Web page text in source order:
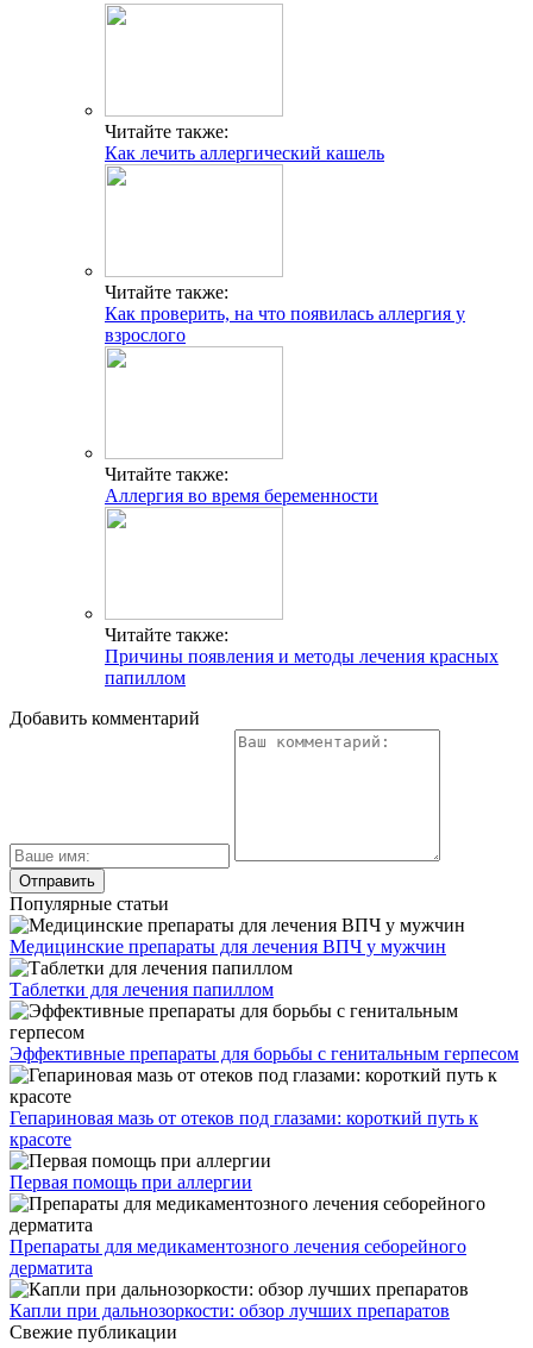
Читайте также:
Как лечить аллергический кашель
Читайте также:
Как проверить, на что появилась аллергия у
взрослого
Читайте также:
Аллергия во время беременности
Читайте также:
Причины появления и методы лечения красных
папиллом
Добавить комментарий
Популярные статьи
Медицинские препараты для лечения ВПЧ у мужчин
Таблетки для лечения папиллом
Эффективные препараты для борьбы с генитальным герпесом
Гепариновая мазь от отеков под глазами: короткий путь к
красоте
Первая помощь при аллергии
Препараты для медикаментозного лечения себорейного
дерматита
Капли при дальнозоркости: обзор лучших препаратов
Свежие публикации